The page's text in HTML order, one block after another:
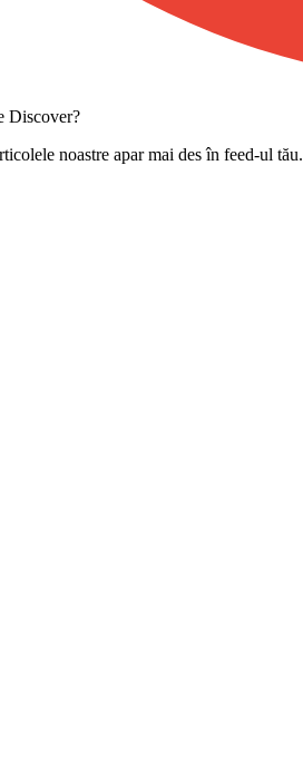
Discover?
noastre apar mai des în feed-ul tău.